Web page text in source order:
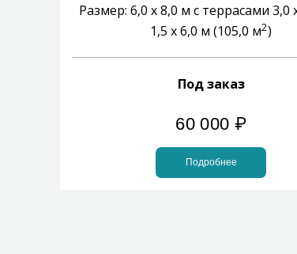
Размер: 6,0 х 8,0 м с террасами 3,0
1,5 х 6,0 м (105,0 м2)
Под заказ
60 000 ₽
Подробнее